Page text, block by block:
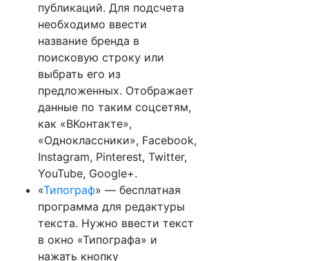
публикаций. Для подсчета
необходимо ввести
название бренда в
поисковую строку или
выбрать его из
предложенных. Отображает
данные по таким соцсетям,
как «ВКонтакте»,
«Одноклассники», Facebook,
Instagram, Pinterest, Twitter,
YouTube, Google+.
«Типограф» — бесплатная
программа для редактуры
текста. Нужно ввести текст
в окно «Типографа» и
нажать кнопку